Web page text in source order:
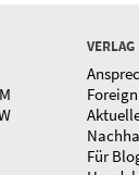
M
VERLAG
Für